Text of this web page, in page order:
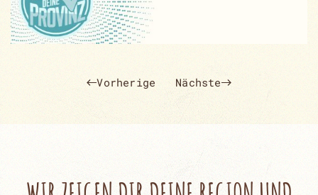
Vorherige Nächste